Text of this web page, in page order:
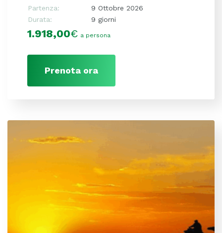
Partenza:
9 Ottobre 2026
Durata:
9 giorni
1.918,00€ a persona
Prenota ora